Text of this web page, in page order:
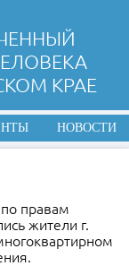
КРАЕ
НОВОСТИ
правам
жители г.